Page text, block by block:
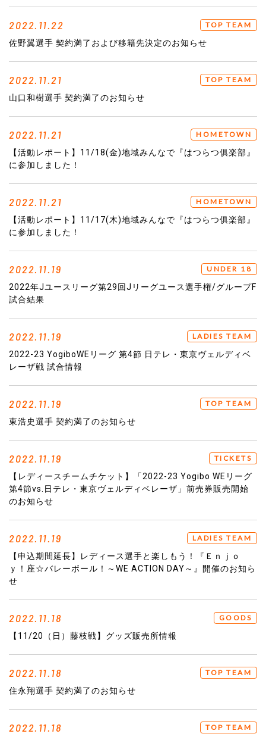
2022.11.22 TOP TEAM
佐野翼選手 契約満了および移籍先決定のお知らせ
2022.11.21 TOP TEAM
山口和樹選手 契約満了のお知らせ
2022.11.21 HOMETOWN
【活動レポート】11/18(金)地域みんなで『はつらつ俱楽部』
に参加しました！
2022.11.21 HOMETOWN
【活動レポート】11/17(木)地域みんなで『はつらつ俱楽部』
に参加しました！
2022.11.19 UNDER 18
2022年Jユースリーグ第29回Jリーグユース選手権/グループF
試合結果
2022.11.19 LADIES TEAM
2022-23 YogiboWEリーグ 第4節 日テレ・東京ヴェルディベ
レーザ戦 試合情報
2022.11.19 TOP TEAM
東浩史選手 契約満了のお知らせ
2022.11.19 TICKETS
【レディースチームチケット】「2022-23 Yogibo WEリーグ
第4節vs.日テレ・東京ヴェルディベレーザ」前売券販売開始
のお知らせ
2022.11.19 LADIES TEAM
【申込期間延長】レディース選手と楽しもう！『Ｅｎｊｏ
ｙ！座☆バレーボール！～WE ACTION DAY～』開催のお知ら
せ
2022.11.18 GOODS
【11/20（日）藤枝戦】グッズ販売所情報
2022.11.18 TOP TEAM
住永翔選手 契約満了のお知らせ
2022.11.18 TOP TEAM